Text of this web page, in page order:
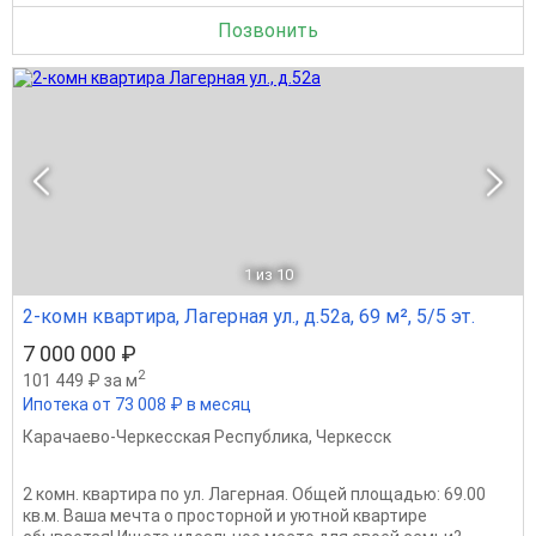
Позвонить
1 из 10
2-комн квартира, Лагерная ул., д.52а, 69 м², 5/5 эт.
7 000 000 ₽
101 449 ₽ за м2
Ипотека от 73 008 ₽ в месяц
Карачаево-Черкесская Республика, Черкесск
2 комн. квартира по ул. Лагерная. Общей площадью: 69.00
кв.м. Ваша мечта о просторной и уютной квартире